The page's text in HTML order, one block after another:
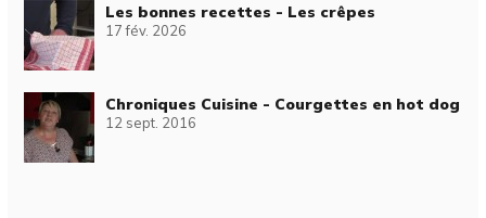
Les bonnes recettes - Les crêpes
17 fév. 2026
Chroniques Cuisine - Courgettes en hot dog
12 sept. 2016